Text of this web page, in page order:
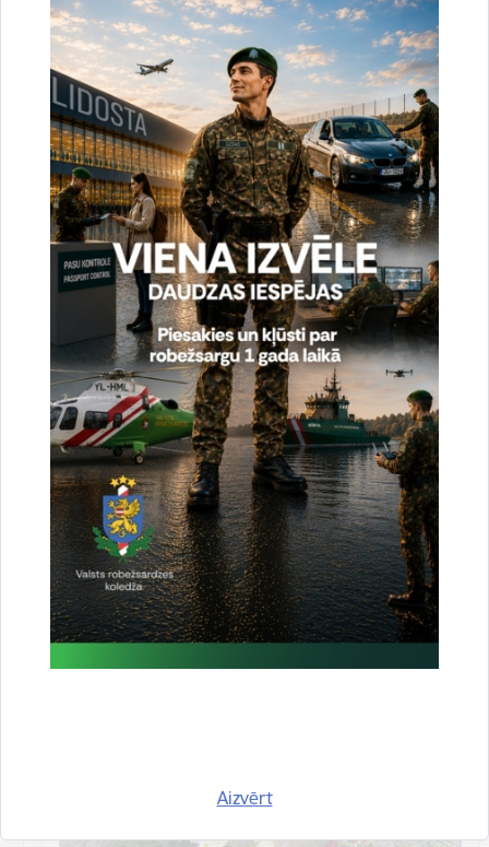
Aizvērt
Ziedu nolikšana II Meža kapos un pie
Brīvības pieminekļa
Valsts robežsardzes priekšnieka vietnieks noliks ziedus
II Meža kapos un pie Brīvības pieminekļa par godu
1991. gada…
Atceres pasākums
Datums
5. februāris, 2021
Laiks
12.00–12.10
Atrašanās vieta